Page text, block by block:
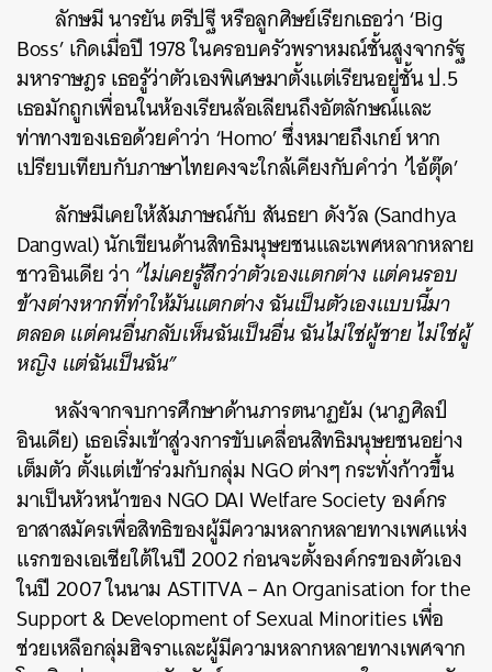
ลักษมี นารยัน ตรีปฐี หรือลูกศิษย์เรียกเธอว่า ‘Big
Boss’ เกิดเมื่อปี 1978 ในครอบครัวพราหมณ์ชั้นสูงจากรัฐ
มหาราษฎร เธอรู้ว่าตัวเองพิเศษมาตั้งแต่เรียนอยู่ชั้น ป.5
เธอมักถูกเพื่อนในห้องเรียนล้อเลียนถึงอัตลักษณ์และ
ท่าทางของเธอด้วยคำว่า ‘Homo’ ซึ่งหมายถึงเกย์ หาก
เปรียบเทียบกับภาษาไทยคงจะใกล้เคียงกับคำว่า ‘ไอ้ตุ๊ด’
ลักษมีเคยให้สัมภาษณ์กับ สันธยา ดังวัล (Sandhya
Dangwal) นักเขียนด้านสิทธิมนุษยชนและเพศหลากหลาย
ชาวอินเดีย ว่า “ไม่เคยรู้สึกว่าตัวเองแตกต่าง แต่คนรอบ
ข้างต่างหากที่ทำให้มันแตกต่าง ฉันเป็นตัวเองแบบนี้มา
ตลอด แต่คนอื่นกลับเห็นฉันเป็นอื่น ฉันไม่ใช่ผู้ชาย ไม่ใช่ผู้
หญิง แต่ฉันเป็นฉัน”
หลังจากจบการศึกษาด้านภารตนาฏยัม (นาฏศิลป์
อินเดีย) เธอเริ่มเข้าสู่วงการขับเคลื่อนสิทธิมนุษยชนอย่าง
เต็มตัว ตั้งแต่เข้าร่วมกับกลุ่ม NGO ต่างๆ กระทั่งก้าวขึ้น
มาเป็นหัวหน้าของ NGO DAI Welfare Society องค์กร
อาสาสมัครเพื่อสิทธิของผู้มีความหลากหลายทางเพศแห่ง
แรกของเอเชียใต้ในปี 2002 ก่อนจะตั้งองค์กรของตัวเอง
ในปี 2007 ในนาม ASTITVA – An Organisation for the
Support & Development of Sexual Minorities เพื่อ
ช่วยเหลือกลุ่มฮิจราและผู้มีความหลากหลายทางเพศจาก